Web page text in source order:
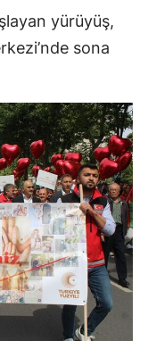
yürüyüş,
sona